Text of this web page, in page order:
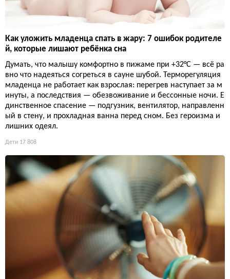
Как уложить младенца спать в жару: 7 ошибок родителе
й, которые лишают ребёнка сна
Думать, что малышу комфортно в пижаме при +32°C — всё ра
вно что надеяться согреться в сауне шубой. Терморегуляция
младенца не работает как взрослая: перегрев наступает за м
инуты, а последствия — обезвоживание и бессонные ночи. Е
динственное спасение — подгузник, вентилятор, направленн
ый в стену, и прохладная ванна перед сном. Без героизма и
лишних одеял.
Дети 17 808